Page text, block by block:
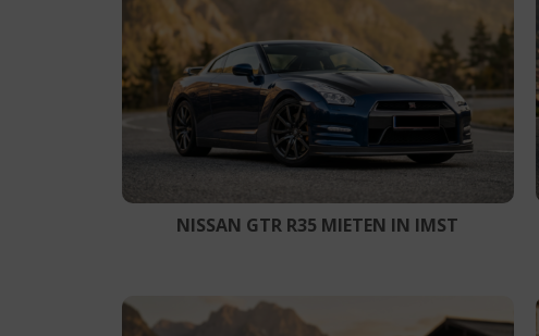
NISSAN GTR R35 MIETEN IN IMST